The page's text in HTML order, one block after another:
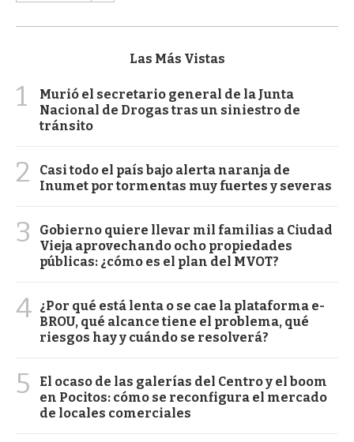
Las Más Vistas
1
Murió el secretario general de la Junta
Nacional de Drogas tras un siniestro de
tránsito
2
Casi todo el país bajo alerta naranja de
Inumet por tormentas muy fuertes y severas
3
Gobierno quiere llevar mil familias a Ciudad
Vieja aprovechando ocho propiedades
públicas: ¿cómo es el plan del MVOT?
4 ¿Por qué está lenta o se cae la plataforma e-
BROU, qué alcance tiene el problema, qué
riesgos hay y cuándo se resolverá?
5
El ocaso de las galerías del Centro y el boom
en Pocitos: cómo se reconfigura el mercado
de locales comerciales